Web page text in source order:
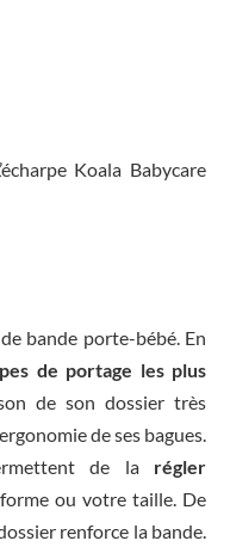
Koala Babycare
bande porte-bébé. En
de portage les plus
de son dossier très
de ses bagues.
de la régler
ou votre taille. De
renforce la bande.